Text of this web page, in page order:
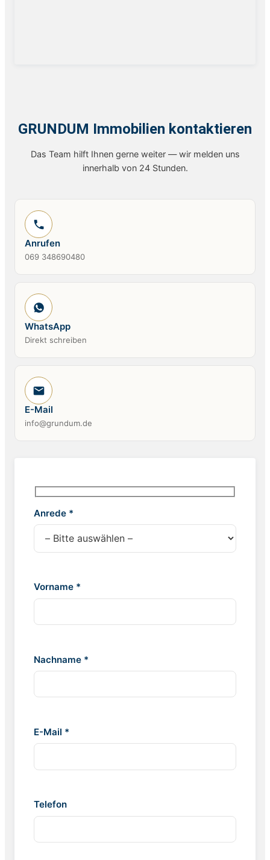
GRUNDUM Immobilien kontaktieren
Das Team hilft Ihnen gerne weiter — wir melden uns
innerhalb von 24 Stunden.
Anrufen
069 348690480
WhatsApp
Direkt schreiben
E-Mail
info@grundum.de
Anrede *
Vorname *
Nachname *
E-Mail *
Telefon